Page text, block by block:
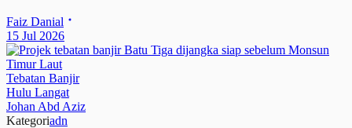
Faiz Danial
15 Jul 2026
Tebatan Banjir
Hulu Langat
Johan Abd Aziz
Kategoriadn